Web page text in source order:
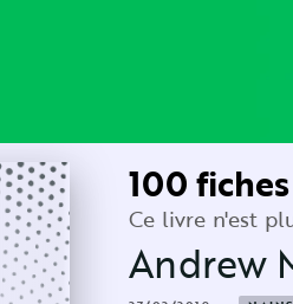
100
Ce livre n'est
Andrew